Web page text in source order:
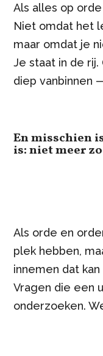
Als alles op
Niet omdat het
maar omdat je
Je staat in de
diep vanbinnen
En misschien
is: niet meer
Als orde en
plek hebben,
innemen dat
Vragen die een
onderzoeken.